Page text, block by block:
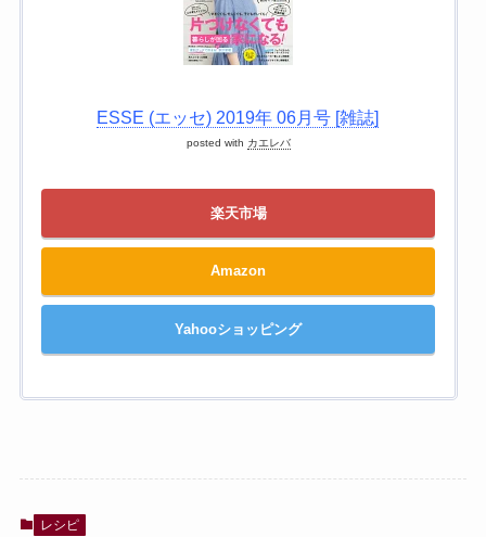
ESSE (エッセ) 2019年 06月号 [雑誌]
posted with カエレバ
楽天市場
Amazon
Yahooショッピング
レシピ